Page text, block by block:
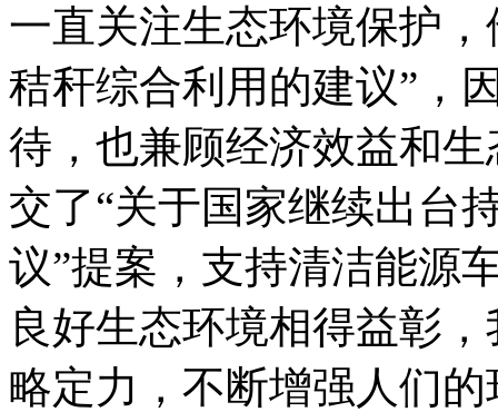
一直关注生态环境保护
秸秆综合利用的建议”，
待，也兼顾经济效益和
交了“关于国家继续出台
议”提案，支持清洁能源
良好生态环境相得益彰
略定力，不断增强人们